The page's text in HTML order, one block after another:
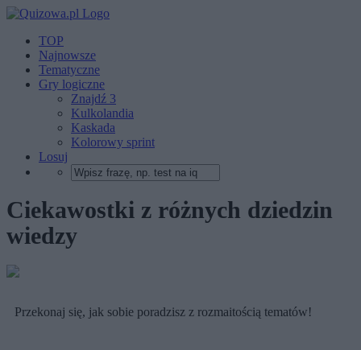
TOP
Najnowsze
Tematyczne
Gry logiczne
Znajdź 3
Kulkolandia
Kaskada
Kolorowy sprint
Losuj
Ciekawostki z różnych dziedzin
wiedzy
Przekonaj się, jak sobie poradzisz z rozmaitością tematów!